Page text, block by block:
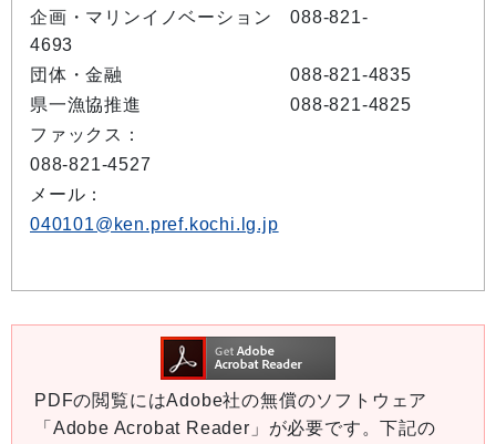
企画・マリンイノベーション 088-821-
4693
団体・金融 088-821-4835
県一漁協推進 088-821-4825
ファックス：
088-821-4527
メール：
040101@ken.pref.kochi.lg.jp
PDFの閲覧にはAdobe社の無償のソフトウェア
「Adobe Acrobat Reader」が必要です。下記の